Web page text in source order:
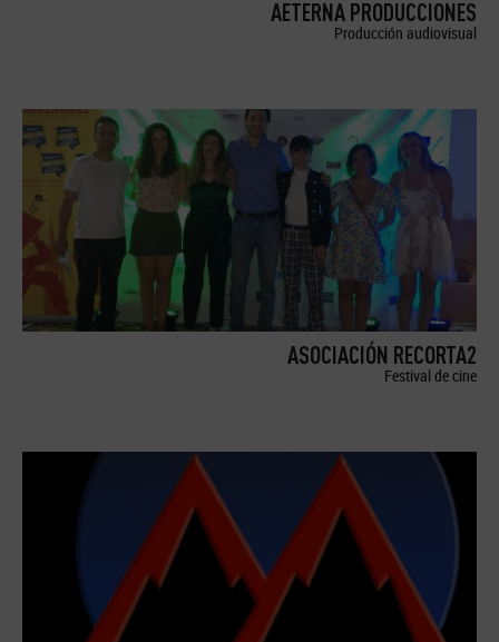
AETERNA PRODUCCIONES
Producción audiovisual
ASOCIACIÓN RECORTA2
Festival de cine